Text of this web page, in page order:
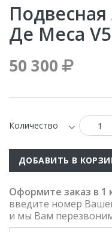
Де Меса
50 300
Количество
ДОБАВИТЬ В
Оформите заказ в 1
введите номер
и мы Вам